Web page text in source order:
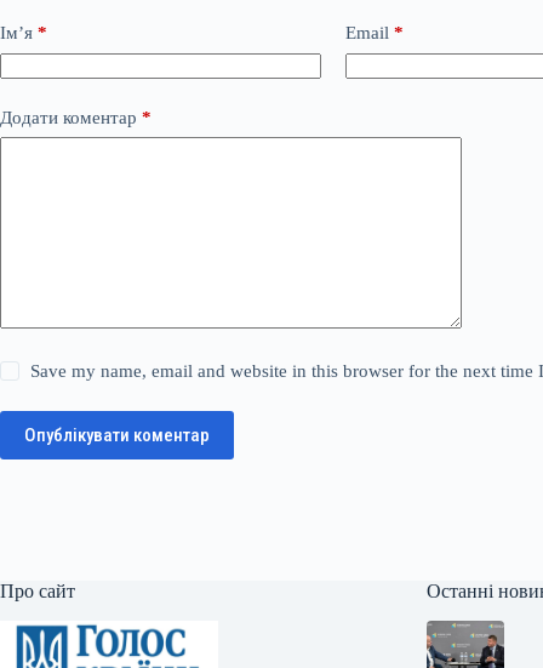
Ім’я * Email *
Додати коментар *
Save my name, email and website in this browser for the next time
Опублікувати коментар
Про сайт Останні